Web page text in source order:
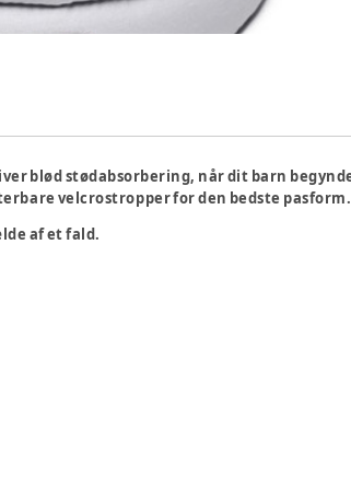
blød stødabsorbering, når dit barn
velcrostropper for den bedste pasform.
af et fald.